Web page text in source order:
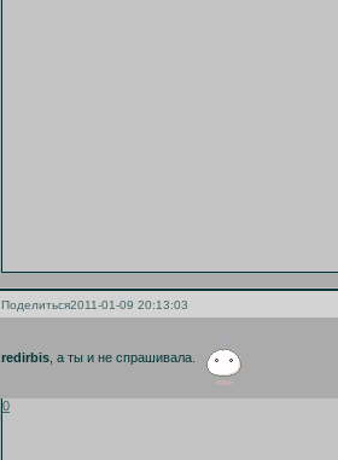
Поделиться2011-01-09 20:13:03
redirbis , а ты и не спрашивала.
0